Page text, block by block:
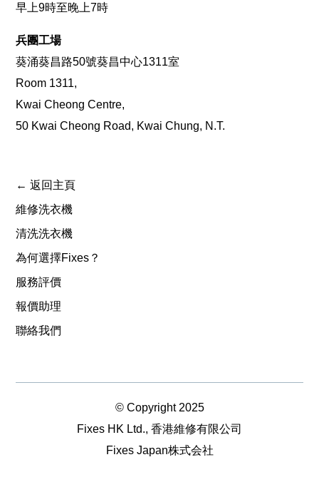
早上9時至晚上7時
兵團工場
葵涌葵昌路50號葵昌中心1311室
Room 1311,
Kwai Cheong Centre,
50 Kwai Cheong Road, Kwai Chung, N.T.
← 返回主頁
維修洗衣機
清洗洗衣機
為何選擇Fixes？
服務評價
報價助理
聯絡我們
© Copyright 2025
Fixes HK Ltd., 香港維修有限公司
Fixes Japan株式会社